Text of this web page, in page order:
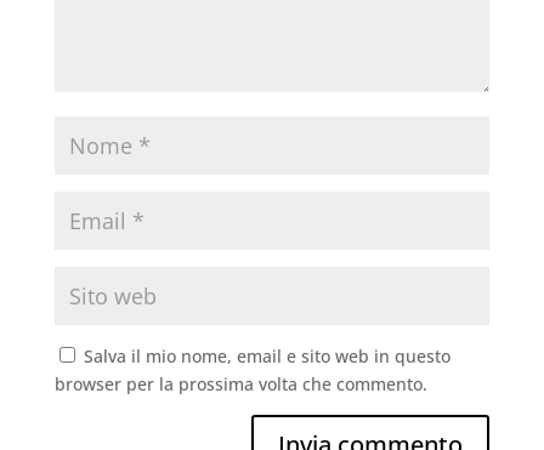
Salva il mio nome, email e sito web in questo
browser per la prossima volta che commento.